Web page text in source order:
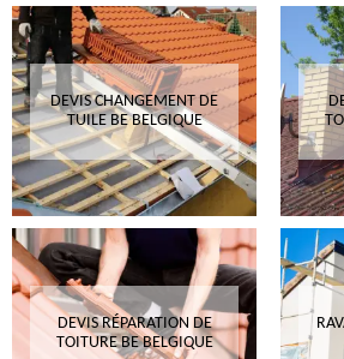
DEVIS CHANGEMENT DE
TUILE BE BELGIQUE
DEVIS RÉPARATION DE
TOITURE BE BELGIQUE